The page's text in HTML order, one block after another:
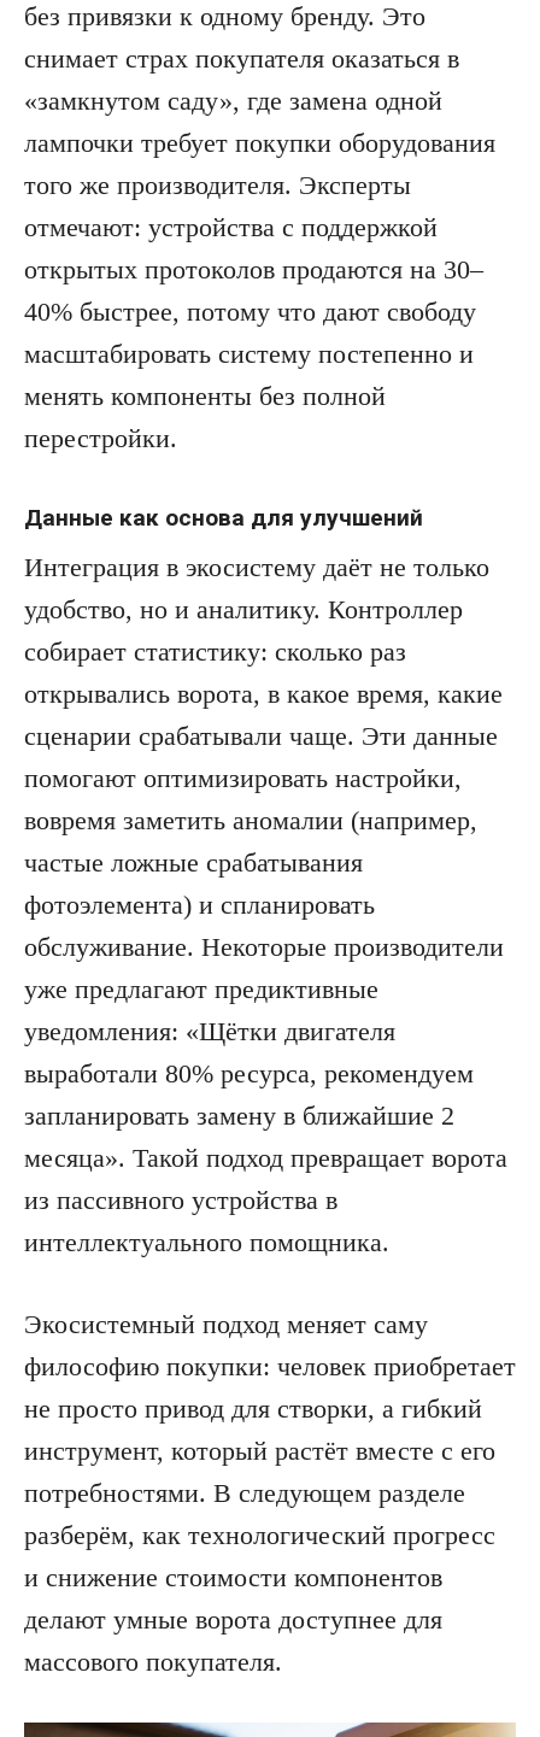
без привязки к одному бренду. Это
снимает страх покупателя оказаться в
«замкнутом саду», где замена одной
лампочки требует покупки оборудования
того же производителя. Эксперты
отмечают: устройства с поддержкой
открытых протоколов продаются на 30–
40% быстрее, потому что дают свободу
масштабировать систему постепенно и
менять компоненты без полной
перестройки.
Данные как основа для улучшений
Интеграция в экосистему даёт не только
удобство, но и аналитику. Контроллер
собирает статистику: сколько раз
открывались ворота, в какое время, какие
сценарии срабатывали чаще. Эти данные
помогают оптимизировать настройки,
вовремя заметить аномалии (например,
частые ложные срабатывания
фотоэлемента) и спланировать
обслуживание. Некоторые производители
уже предлагают предиктивные
уведомления: «Щётки двигателя
выработали 80% ресурса, рекомендуем
запланировать замену в ближайшие 2
месяца». Такой подход превращает ворота
из пассивного устройства в
интеллектуального помощника.
Экосистемный подход меняет саму
философию покупки: человек приобретает
не просто привод для створки, а гибкий
инструмент, который растёт вместе с его
потребностями. В следующем разделе
разберём, как технологический прогресс
и снижение стоимости компонентов
делают умные ворота доступнее для
массового покупателя.